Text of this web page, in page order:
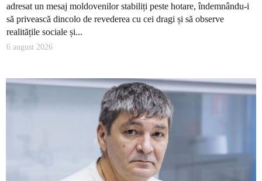
adresat un mesaj moldovenilor stabiliți peste hotare, îndemnându-i
să privească dincolo de revederea cu cei dragi și să observe
realitățile sociale și...
6 august 2026